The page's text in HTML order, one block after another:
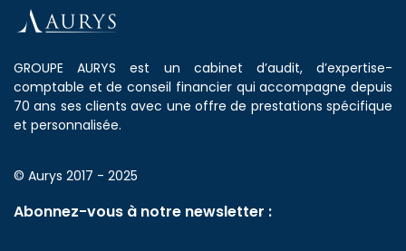
GROUPE AURYS est un cabinet d’audit, d’expertise-
comptable et de conseil financier qui accompagne depuis
70 ans ses clients avec une offre de prestations spécifique
et personnalisée.
© Aurys 2017 - 2025
Abonnez-vous à notre newsletter :